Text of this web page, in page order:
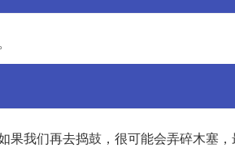
我们再去捣鼓，很可能会弄碎木塞，